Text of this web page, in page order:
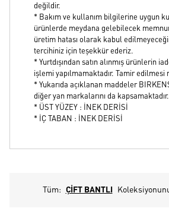
değildir.
* Bakım ve kullanım bilgilerine uygun
ürünlerde meydana gelebilecek
üretim hatası olarak kabul
tercihiniz için teşekkür ederiz.
* Yurtdışından satın alınmış ürünlerin
işlemi yapılmamaktadır. Tamir edilmesi
* Yukarıda açıklanan maddeler
diğer yan markalarını da kapsamaktadır.
* ÜST YÜZEY : İNEK DERİSİ
* İÇ TABAN : İNEK DERİSİ
Tüm: ÇİFT BANTLI